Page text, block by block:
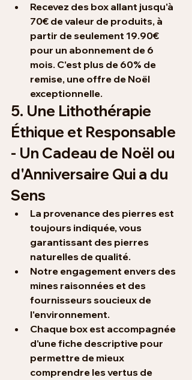
Recevez des box allant jusqu'à
70€ de valeur de produits, à
partir de seulement 19.90€
pour un abonnement de 6
mois. C'est plus de 60% de
remise, une offre de Noël
exceptionnelle.
5. Une Lithothérapie
Éthique et Responsable
- Un Cadeau de Noël ou
d'Anniversaire Qui a du
Sens
La provenance des pierres est
toujours indiquée, vous
garantissant des pierres
naturelles de qualité.
Notre engagement envers des
mines raisonnées et des
fournisseurs soucieux de
l'environnement.
Chaque box est accompagnée
d'une fiche descriptive pour
permettre de mieux
comprendre les vertus de